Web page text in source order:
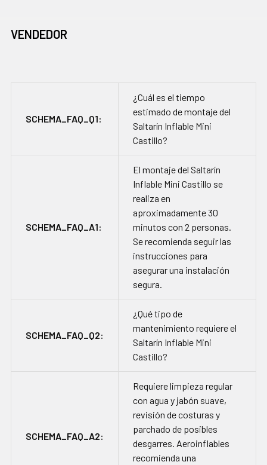
VENDEDOR
SCHEMA_FAQ_Q1:
¿Cuál es el tiempo
estimado de montaje del
Saltarín Inflable Mini
Castillo?
SCHEMA_FAQ_A1:
El montaje del Saltarín
Inflable Mini Castillo se
realiza en
aproximadamente 30
minutos con 2 personas.
Se recomienda seguir las
instrucciones para
asegurar una instalación
segura.
SCHEMA_FAQ_Q2:
¿Qué tipo de
mantenimiento requiere el
Saltarín Inflable Mini
Castillo?
SCHEMA_FAQ_A2:
Requiere limpieza regular
con agua y jabón suave,
revisión de costuras y
parchado de posibles
desgarres. Aeroinflables
recomienda una